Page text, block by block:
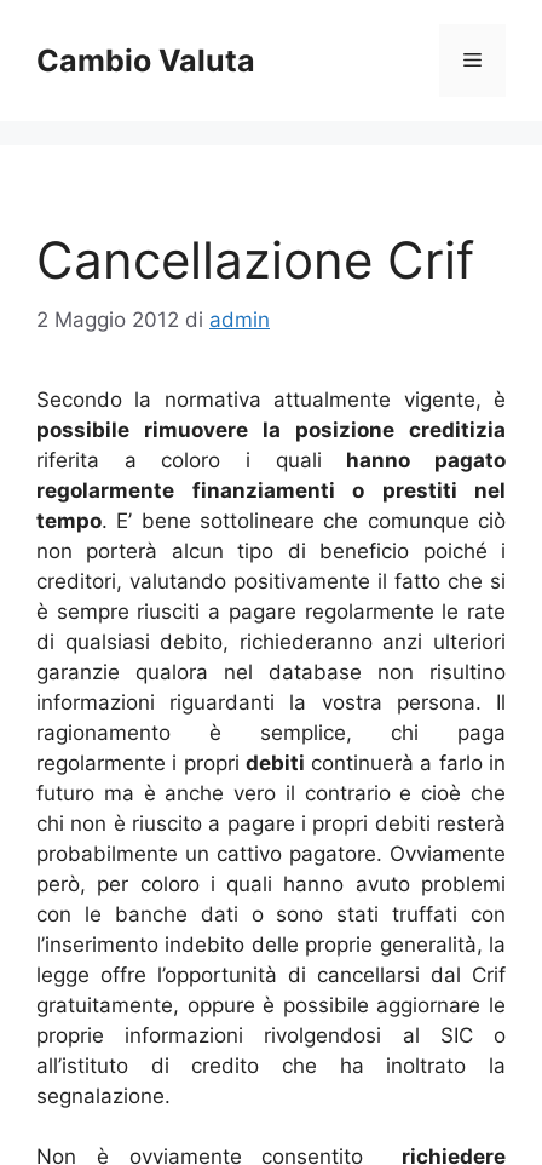
contenuto
Cambio Valuta Menu
Cancellazione Crif
2 Maggio 2012 di admin
Secondo la normativa attualmente vigente, è
possibile rimuovere la posizione creditizia
riferita a coloro i quali hanno pagato
regolarmente finanziamenti o prestiti nel
tempo. E’ bene sottolineare che comunque ciò
non porterà alcun tipo di beneficio poiché i
creditori, valutando positivamente il fatto che si
è sempre riusciti a pagare regolarmente le rate
di qualsiasi debito, richiederanno anzi ulteriori
garanzie qualora nel database non risultino
informazioni riguardanti la vostra persona. Il
ragionamento è semplice, chi paga
regolarmente i propridebiti continuerà a farlo in
futuro ma è anche vero il contrario e cioè che
chi non è riuscito a pagare i propri debiti resterà
probabilmente un cattivo pagatore. Ovviamente
però, per coloro i quali hanno avuto problemi
con le banche dati o sono stati truffati con
l’inserimento indebito delle proprie generalità, la
legge offre l’opportunità di cancellarsi dal Crif
gratuitamente, oppure è possibile aggiornare le
proprie informazioni rivolgendosi al SIC o
all’istituto di credito che ha inoltrato la
segnalazione.
Non è ovviamente consentito richiedere